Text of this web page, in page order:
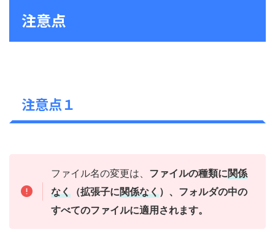
注意点
注意点１
ファイル名の変更は、 ファイルの種類に関係
なく（拡張子に関係なく）、フォルダの中の
すべてのファイルに適用されます。